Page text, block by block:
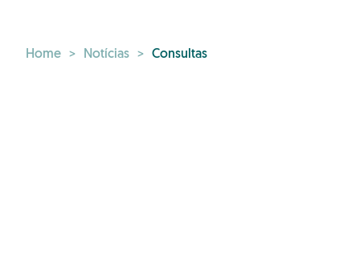
Home > Notícias > Consultas